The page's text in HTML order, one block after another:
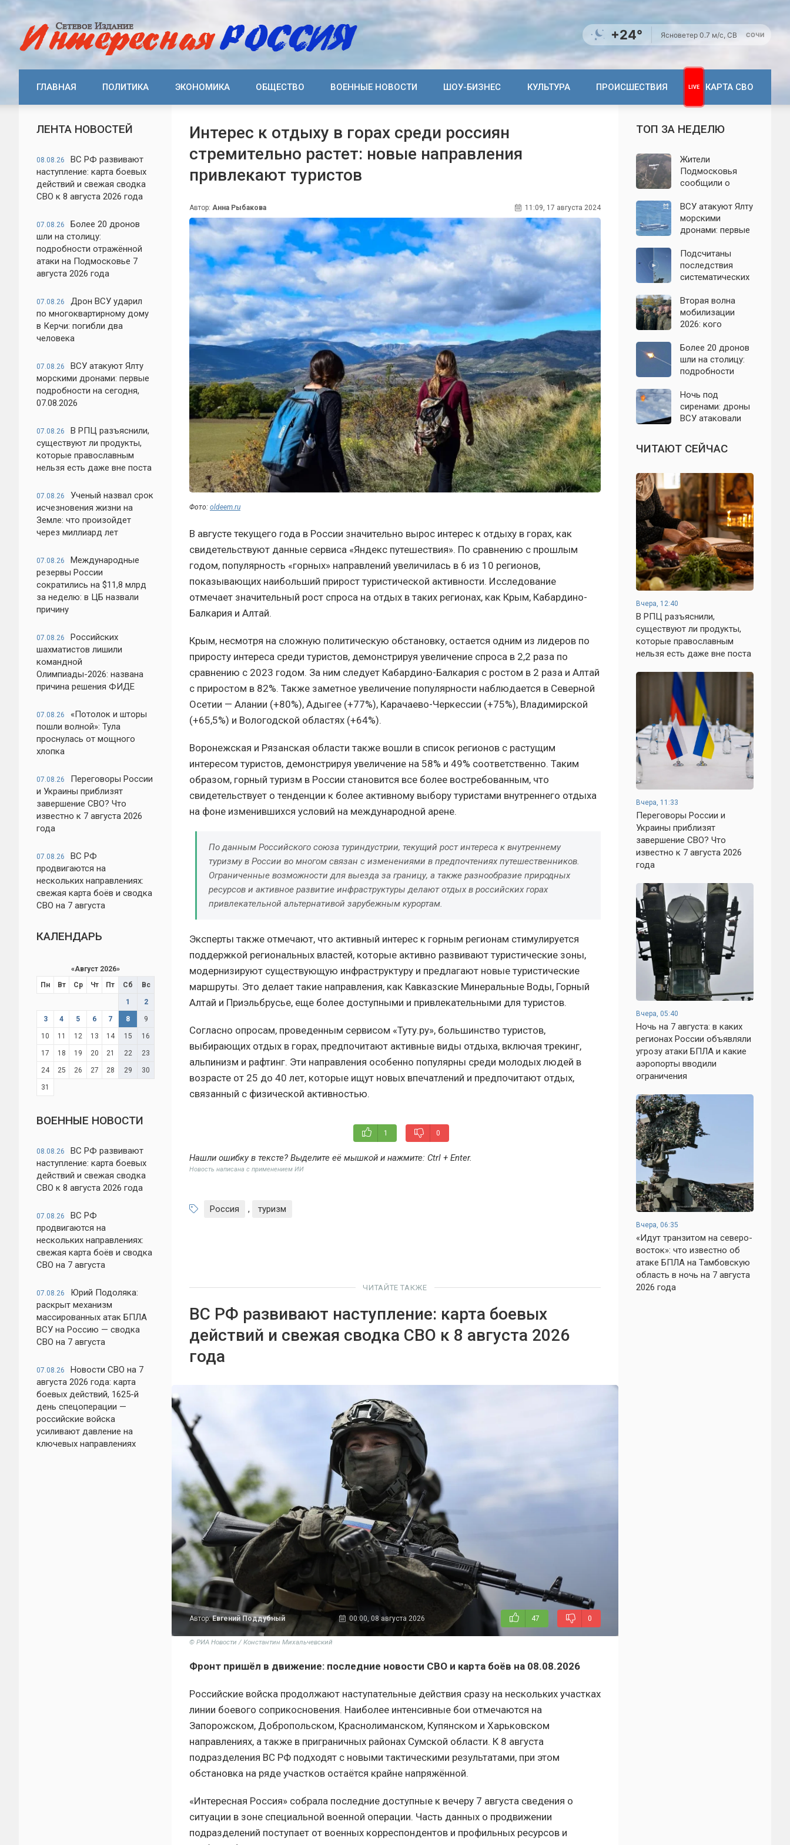
+24° Ясноветер 0.7 м/с, СВ СОЧИ
ГЛАВНАЯ ПОЛИТИКА ЭКОНОМИКА ОБЩЕСТВО ВОЕННЫЕ НОВОСТИ ШОУ-БИЗНЕС КУЛЬТУРА ПРОИСШЕСТВИЯ КАРТА СВО
ЛЕНТА НОВОСТЕЙ
08.08.26
ВС РФ развивают
наступление: карта боевых
действий и свежая сводка
СВО к 8 августа 2026 года
07.08.26
Более 20 дронов
шли на столицу:
подробности отражённой
атаки на Подмосковье 7
августа 2026 года
07.08.26
Дрон ВСУ ударил
по многоквартирному дому
в Керчи: погибли два
человека
07.08.26
ВСУ атакуют Ялту
морскими дронами: первые
подробности на сегодня,
07.08.2026
07.08.26
В РПЦ разъяснили,
существуют ли продукты,
которые православным
нельзя есть даже вне поста
07.08.26
Ученый назвал срок
исчезновения жизни на
Земле: что произойдет
через миллиард лет
07.08.26
Международные
резервы России
сократились на $11,8 млрд
за неделю: в ЦБ назвали
причину
07.08.26
Российских
шахматистов лишили
командной
Олимпиады-2026: названа
причина решения ФИДЕ
07.08.26
«Потолок и шторы
пошли волной»: Тула
проснулась от мощного
хлопка
07.08.26
Переговоры России
и Украины приблизят
завершение СВО? Что
известно к 7 августа 2026
года
07.08.26
ВС РФ
продвигаются на
нескольких направлениях:
свежая карта боёв и сводка
СВО на 7 августа
КАЛЕНДАРЬ
«Август 2026»
Пн
Вт Ср Чт Пт Сб Вс
1 2
3 4 5 6 7 8 9
10 11 12 13 14 15 16
17 18 19 20 21 22 23
24 25 26 27 28 29 30
31
ВОЕННЫЕ НОВОСТИ
08.08.26
ВС РФ развивают
наступление: карта боевых
действий и свежая сводка
СВО к 8 августа 2026 года
07.08.26
ВС РФ
продвигаются на
нескольких направлениях:
свежая карта боёв и сводка
СВО на 7 августа
07.08.26
Юрий Подоляка:
раскрыт механизм
массированных атак БПЛА
ВСУ на Россию — сводка
СВО на 7 августа
07.08.26
Новости СВО на 7
августа 2026 года: карта
боевых действий, 1625-й
день спецоперации —
российские войска
усиливают давление на
ключевых направлениях
Интерес к отдыху в горах среди россиян
стремительно растет: новые направления
привлекают туристов
Автор: Анна Рыбакова 11:09, 17 августа 2024
Фото: oldeem.ru
В августе текущего года в России значительно вырос интерес к отдыху в горах, как
свидетельствуют данные сервиса «Яндекс путешествия». По сравнению с прошлым
годом, популярность «горных» направлений увеличилась в 6 из 10 регионов,
показывающих наибольший прирост туристической активности. Исследование
отмечает значительный рост спроса на отдых в таких регионах, как Крым, Кабардино-
Балкария и Алтай.
Крым, несмотря на сложную политическую обстановку, остается одним из лидеров по
приросту интереса среди туристов, демонстрируя увеличение спроса в 2,2 раза по
сравнению с 2023 годом. За ним следует Кабардино-Балкария с ростом в 2 раза и Алтай
с приростом в 82%. Также заметное увеличение популярности наблюдается в Северной
Осетии — Алании (+80%), Адыгее (+77%), Карачаево-Черкессии (+75%), Владимирской
(+65,5%) и Вологодской областях (+64%).
Воронежская и Рязанская области также вошли в список регионов с растущим
интересом туристов, демонстрируя увеличение на 58% и 49% соответственно. Таким
образом, горный туризм в России становится все более востребованным, что
свидетельствует о тенденции к более активному выбору туристами внутреннего отдыха
на фоне изменившихся условий на международной арене.
По данным Российского союза туриндустрии, текущий рост интереса к внутреннему
туризму в России во многом связан с изменениями в предпочтениях путешественников.
Ограниченные возможности для выезда за границу, а также разнообразие природных
ресурсов и активное развитие инфраструктуры делают отдых в российских горах
привлекательной альтернативой зарубежным курортам.
Эксперты также отмечают, что активный интерес к горным регионам стимулируется
поддержкой региональных властей, которые активно развивают туристические зоны,
модернизируют существующую инфраструктуру и предлагают новые туристические
маршруты. Это делает такие направления, как Кавказские Минеральные Воды, Горный
Алтай и Приэльбрусье, еще более доступными и привлекательными для туристов.
Согласно опросам, проведенным сервисом «Туту.ру», большинство туристов,
выбирающих отдых в горах, предпочитают активные виды отдыха, включая трекинг,
альпинизм и рафтинг. Эти направления особенно популярны среди молодых людей в
возрасте от 25 до 40 лет, которые ищут новых впечатлений и предпочитают отдых,
связанный с физической активностью.
1 0
Нашли ошибку в тексте? Выделите её мышкой и нажмите: Ctrl + Enter.
Новость написана с применением ИИ
Россия , туризм
ЧИТАЙТЕ ТАКЖЕ
ВС РФ развивают наступление: карта боевых
действий и свежая сводка СВО к 8 августа 2026
года
Автор:Евгений Поддубный 00:00, 08 августа 2026 47 0
© РИА Новости / Константин Михальчевский
Фронт пришёл в движение: последние новости СВО и карта боёв на 08.08.2026
Российские войска продолжают наступательные действия сразу на нескольких участках
линии боевого соприкосновения. Наиболее интенсивные бои отмечаются на
Запорожском, Добропольском, Краснолиманском, Купянском и Харьковском
направлениях, а также в приграничных районах Сумской области. К 8 августа
подразделения ВС РФ подходят с новыми тактическими результатами, при этом
обстановка на ряде участков остаётся крайне напряжённой.
«Интересная Россия» собрала последние доступные к вечеру 7 августа сведения о
ситуации в зоне специальной военной операции. Часть данных о продвижении
подразделений поступает от военных корреспондентов и профильных ресурсов и
ТОП ЗА НЕДЕЛЮ
Жители
Подмосковья
сообщили о
обнародованы
подробности о
налёте
августа
ВСУ атакуют Ялту
морскими
дронами: первые
сегодня,
07.08.2026
Подсчитаны
последствия
систематических
Ленинградскую
область: что
известно к 7
Вторая волна
мобилизации
2026: кого
ли реальные
признаки
Более 20 дронов
шли на столицу:
подробности
атаки на
Подмосковье 7
августа 2026 года
Ночь под
сиренами: дроны
ВСУ атаковали
Евпаторию и
район Сакской
ЧИТАЮТ СЕЙЧАС
Вчера, 12:40
В РПЦ разъяснили,
существуют ли продукты,
которые православным
нельзя есть даже вне поста
Вчера, 11:33
Переговоры России и
Украины приблизят
завершение СВО? Что
известно к 7 августа 2026
года
Вчера, 05:40
Ночь на 7 августа: в каких
регионах России объявляли
угрозу атаки БПЛА и какие
аэропорты вводили
ограничения
Вчера, 06:35
«Идут транзитом на северо-
восток»: что известно об
атаке БПЛА на Тамбовскую
область в ночь на 7 августа
2026 года